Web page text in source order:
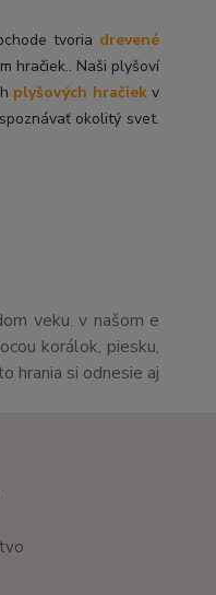
tvoria drevené
hračiek.. Naši plyšoví
plyšových hračiekv
okolitý svet.
veku. v našom e
korálok, piesku,
hrania si odnesie aj